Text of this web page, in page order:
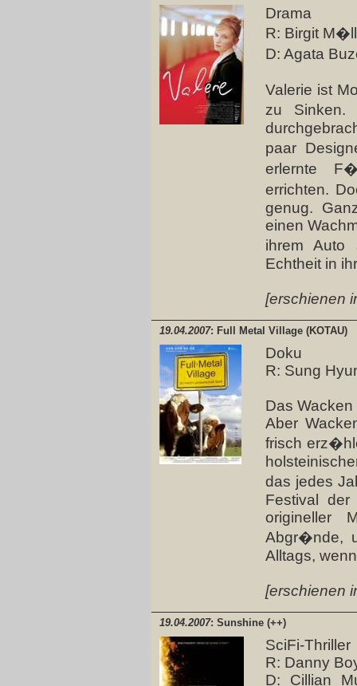
Drama
R: Birgit
D: Agata
Valerie ist
zu
paar
erlernte
errichten.
genug.
einen
ihrem Auto
Echtheit in
[erschienen
19.04.2007: Full Metal Village (KOTAU)
Doku
R: Sung
Das
Aber
frisch
das jedes
Festival der
origineller
Abgr�nde,
Alltags,
[erschienen
19.04.2007: Sunshine (++)
SciFi-Thriller
R: Danny
D: Cillian